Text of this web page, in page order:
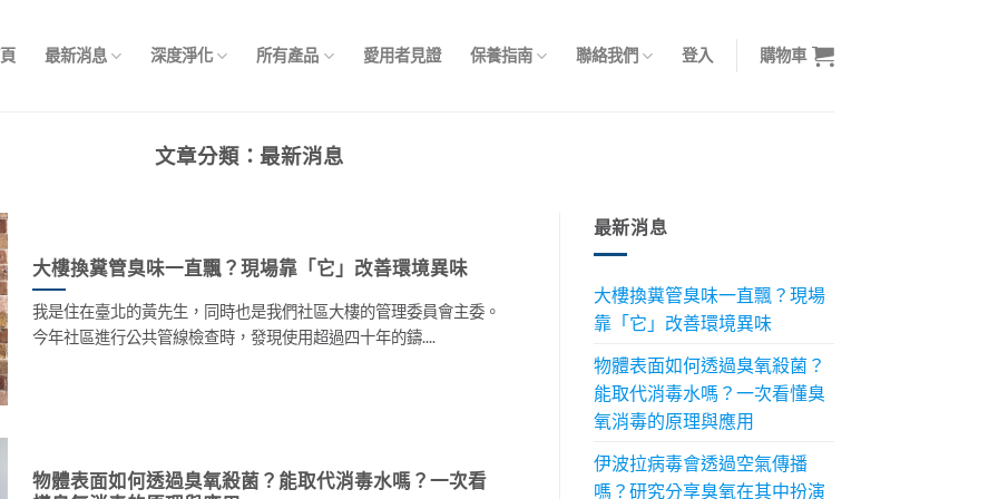
最新消息 深度淨化 所有產品 愛用者見證 保養指南 聯絡我們 登入 購物車
文章分類： 最新消息
大樓換糞管臭味一直飄？現場靠「它」改善環境異味
我是住在臺北的黃先生，同時也是我們社區大樓的管理委員會主委。
今年社區進行公共管線檢查時，發現使用超過四十年的鑄....
物體表面如何透過臭氧殺菌？能取代消毒水嗎？一次看
最新消息
大樓換糞管臭味一直飄？現場
靠「它」改善環境異味
物體表面如何透過臭氧殺菌？
能取代消毒水嗎？一次看懂臭
氧消毒的原理與應用
伊波拉病毒會透過空氣傳播
嗎？研究分享臭氧在其中扮演